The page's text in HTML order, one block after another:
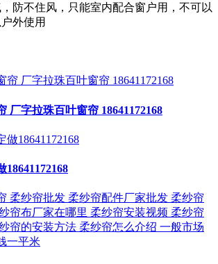
防不住风，只能室内配合窗户用，不可以
外使用
厂字拉珠百叶窗帘 18641172168
18641172168